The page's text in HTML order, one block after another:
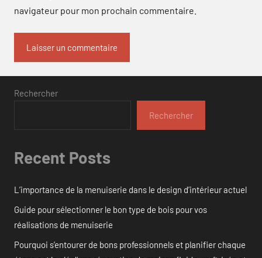
navigateur pour mon prochain commentaire.
Rechercher
Rechercher
Recent Posts
L’importance de la menuiserie dans le design d’intérieur actuel
Guide pour sélectionner le bon type de bois pour vos
réalisations de menuiserie
Pourquoi s’entourer de bons professionnels et planifier chaque